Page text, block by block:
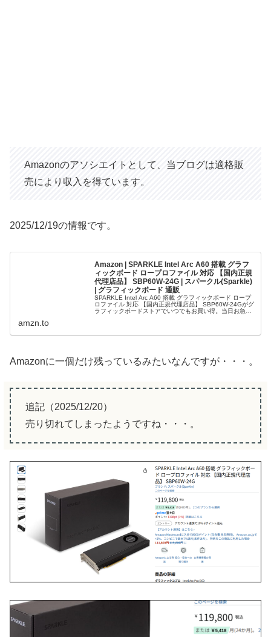
Amazonのアソシエイトとして、当ブログは適格販
売により収入を得ています。
2025/12/19の情報です。
Amazon | SPARKLE Intel Arc A60 搭載 グラフ
ィックボード ロープロファイル 対応 【国内正規
代理店品】 SBP60W-24G | スパークル(Sparkle)
| グラフィックボード 通販
SPARKLE Intel Arc A60 搭載 グラフィックボード ロープ
ロファイル 対応 【国内正規代理店品】 SBP60W-24Gがグ
ラフィックボードストアでいつでもお買い得。当日お急ぎ
amzn.to
Amazonに一個だけ残っているみたいなんですが・・・。
追記（2025/12/20）
売り切れてしまったようですね・・・。